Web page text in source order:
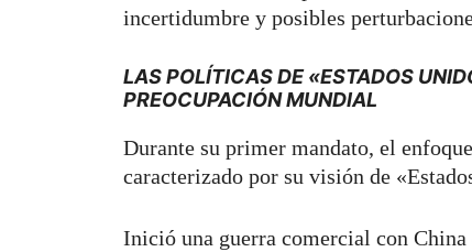
incertidumbre y posibles
LAS POLÍTICAS DE «ESTADOS
PREOCUPACIÓN MUNDIAL
Durante su primer mandato, el
caracterizado por su visión de
Inició una guerra comercial con